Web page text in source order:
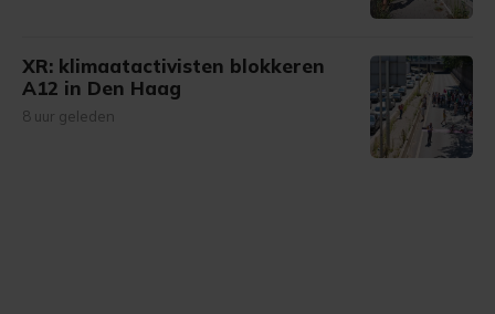
XR: klimaatactivisten blokkeren
A12 in Den Haag
8 uur geleden